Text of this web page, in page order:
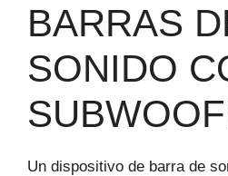
BARRAS
SONIDO
Un dispositivo de barra de